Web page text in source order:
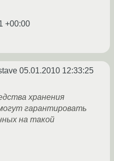
+00:00
05.01.2010 12:33:25
хранения
гарантировать
на такой